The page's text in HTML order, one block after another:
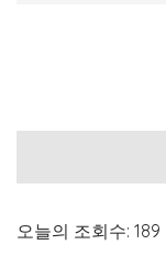
오늘의 조회수: 189